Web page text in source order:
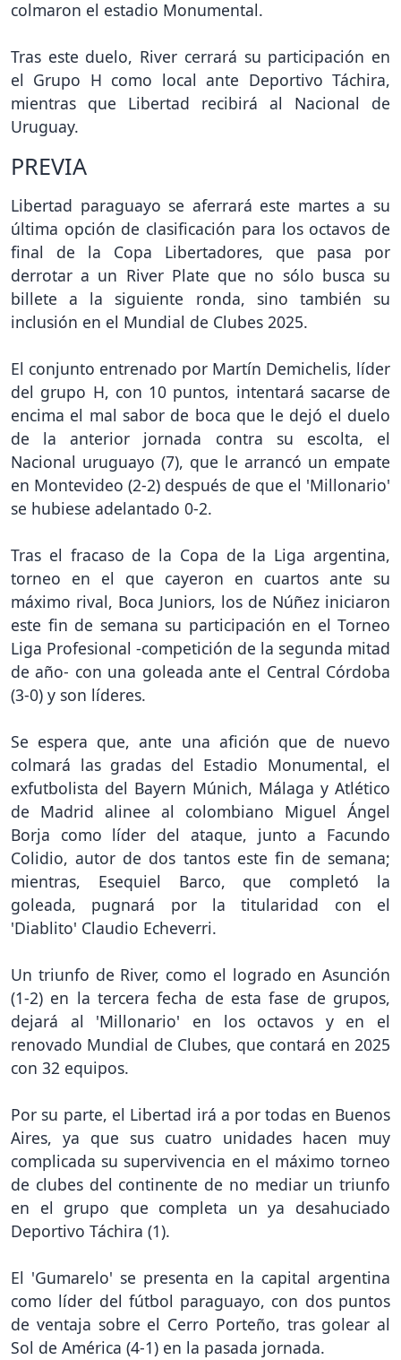
colmaron el estadio Monumental.
Tras este duelo, River cerrará su participación en
el Grupo H como local ante Deportivo Táchira,
mientras que Libertad recibirá al Nacional de
Uruguay.
PREVIA
Libertad paraguayo se aferrará este martes a su
última opción de clasificación para los octavos de
final de la Copa Libertadores, que pasa por
derrotar a un River Plate que no sólo busca su
billete a la siguiente ronda, sino también su
inclusión en el Mundial de Clubes 2025.
El conjunto entrenado por Martín Demichelis, líder
del grupo H, con 10 puntos, intentará sacarse de
encima el mal sabor de boca que le dejó el duelo
de la anterior jornada contra su escolta, el
Nacional uruguayo (7), que le arrancó un empate
en Montevideo (2-2) después de que el 'Millonario'
se hubiese adelantado 0-2.
Tras el fracaso de la Copa de la Liga argentina,
torneo en el que cayeron en cuartos ante su
máximo rival, Boca Juniors, los de Núñez iniciaron
este fin de semana su participación en el Torneo
Liga Profesional -competición de la segunda mitad
de año- con una goleada ante el Central Córdoba
(3-0) y son líderes.
Se espera que, ante una afición que de nuevo
colmará las gradas del Estadio Monumental, el
exfutbolista del Bayern Múnich, Málaga y Atlético
de Madrid alinee al colombiano Miguel Ángel
Borja como líder del ataque, junto a Facundo
Colidio, autor de dos tantos este fin de semana;
mientras, Esequiel Barco, que completó la
goleada, pugnará por la titularidad con el
'Diablito' Claudio Echeverri.
Un triunfo de River, como el logrado en Asunción
(1-2) en la tercera fecha de esta fase de grupos,
dejará al 'Millonario' en los octavos y en el
renovado Mundial de Clubes, que contará en 2025
con 32 equipos.
Por su parte, el Libertad irá a por todas en Buenos
Aires, ya que sus cuatro unidades hacen muy
complicada su supervivencia en el máximo torneo
de clubes del continente de no mediar un triunfo
en el grupo que completa un ya desahuciado
Deportivo Táchira (1).
El 'Gumarelo' se presenta en la capital argentina
como líder del fútbol paraguayo, con dos puntos
de ventaja sobre el Cerro Porteño, tras golear al
Sol de América (4-1) en la pasada jornada.